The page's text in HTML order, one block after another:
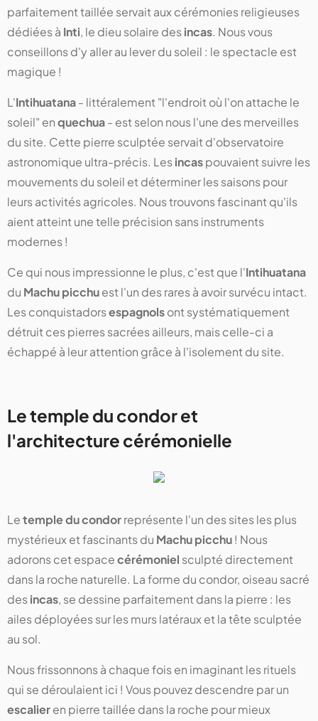
parfaitement taillée servait aux cérémonies religieuses
dédiées à Inti, le dieu solaire desincas. Nous vous
conseillons d'y aller au lever du soleil : le spectacle est
magique !
L'Intihuatana- littéralement "l'endroit où l'on attache le
soleil" enquechua- est selon nous l'une des merveilles
du site. Cette pierre sculptée servait d'observatoire
astronomique ultra-précis. Lesincaspouvaient suivre les
mouvements du soleil et déterminer les saisons pour
leurs activités agricoles. Nous trouvons fascinant qu'ils
aient atteint une telle précision sans instruments
modernes !
Ce qui nous impressionne le plus, c'est que l'Intihuatana
du Machu picchuest l'un des rares à avoir survécu intact.
Les conquistadorsespagnolsont systématiquement
détruit ces pierres sacrées ailleurs, mais celle-ci a
échappé à leur attention grâce à l'isolement du site.
Le temple du condor et
l'architecture cérémonielle
Letemple du condorreprésente l'un des sites les plus
mystérieux et fascinants du Machu picchu! Nous
adorons cet espacecérémoniel sculpté directement
dans la roche naturelle. La forme du condor, oiseau sacré
desincas, se dessine parfaitement dans la pierre : les
ailes déployées sur les murs latéraux et la tête sculptée
au sol.
Nous frissonnons à chaque fois en imaginant les rituels
qui se déroulaient ici ! Vous pouvez descendre par un
escalieren pierre taillée dans la roche pour mieux